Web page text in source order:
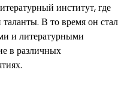
институт, где
В то время он стал
и литературными
в различных